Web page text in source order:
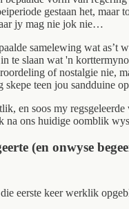
gestaan het,
jy mag nie jok nie…
samelewing wat as’t
te slaan wat 'n
of nostalgie nie,
skepe teen jou sandduine
en soos my
na ons huidige oomblik
(en onwyse
eerste keer werklik